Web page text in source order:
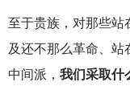
至于贵族，对那些站
及还不那么革命、站
中间派， 我们采取什